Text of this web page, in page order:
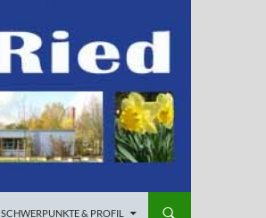
SCHWERPUNKTE & PROFIL